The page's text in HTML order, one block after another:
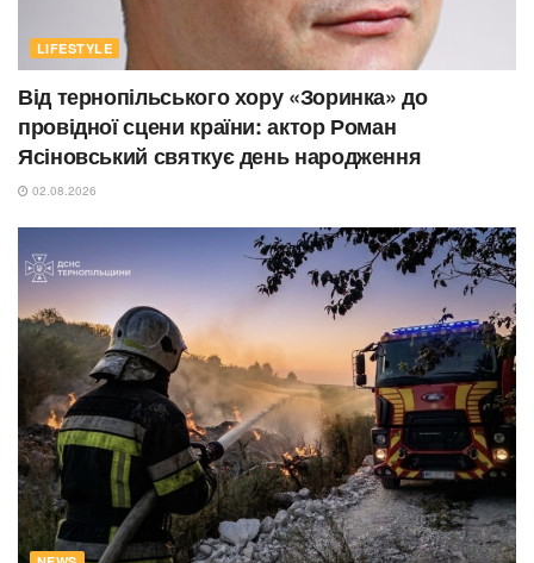
LIFESTYLE
Від тернопільського хору «Зоринка» до
провідної сцени країни: актор Роман
Ясіновський святкує день народження
02.08.2026